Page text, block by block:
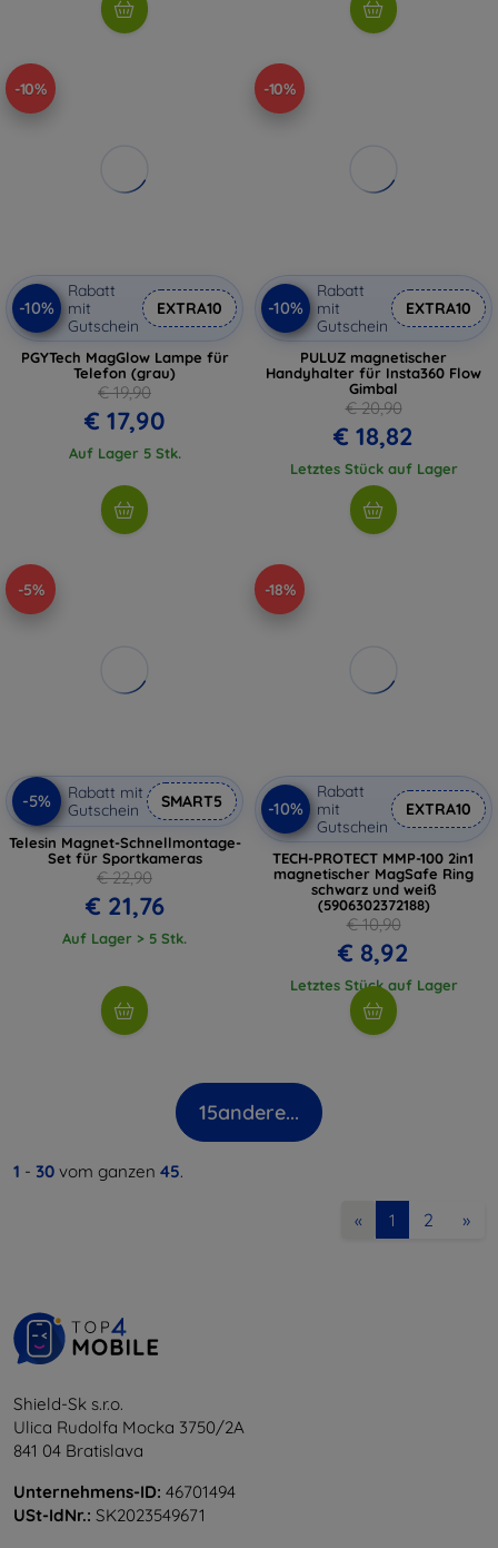
-10%
-10%
Rabatt
mit
Gutschein
EXTRA10
PGYTech MagGlow Lampe für
Telefon (grau)
€ 19,90
€ 17,90
Auf Lager 5 Stk.
-10%
-10%
Rabatt
mit
Gutschein
EXTRA10
PULUZ magnetischer
Handyhalter für Insta360 Flow
Gimbal
€ 20,90
€ 18,82
Letztes Stück auf Lager
-5%
-5%
Rabatt mit
Gutschein
SMART5
Telesin Magnet-Schnellmontage-
Set für Sportkameras
€ 22,90
€ 21,76
Auf Lager > 5 Stk.
-18%
-10%
Rabatt
mit
Gutschein
EXTRA10
TECH-PROTECT MMP-100 2in1
magnetischer MagSafe Ring
schwarz und weiß
(5906302372188)
€ 10,90
€ 8,92
Letztes Stück auf Lager
15andere...
1 - 30 vom ganzen 45.
« 1 2 »
Shield-Sk s.r.o.
Ulica Rudolfa Mocka 3750/2A
841 04 Bratislava
Unternehmens-ID: 46701494
USt-IdNr.: SK2023549671